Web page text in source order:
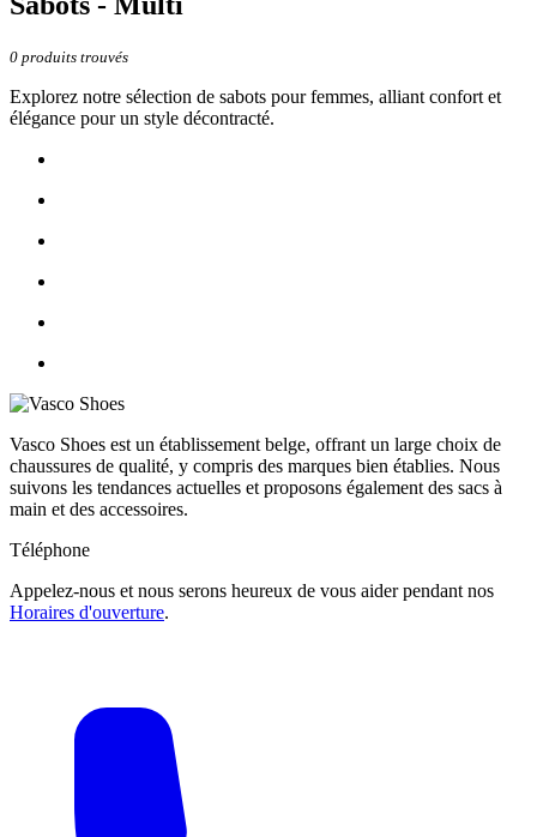
0 produits trouvés
Explorez notre sélection de sabots pour femmes, alliant confort et
élégance pour un style décontracté.
Vasco Shoes est un établissement belge, offrant un large choix de
chaussures de qualité, y compris des marques bien établies. Nous
suivons les tendances actuelles et proposons également des sacs à
main et des accessoires.
Téléphone
Appelez-nous et nous serons heureux de vous aider pendant nos
Horaires d'ouverture.